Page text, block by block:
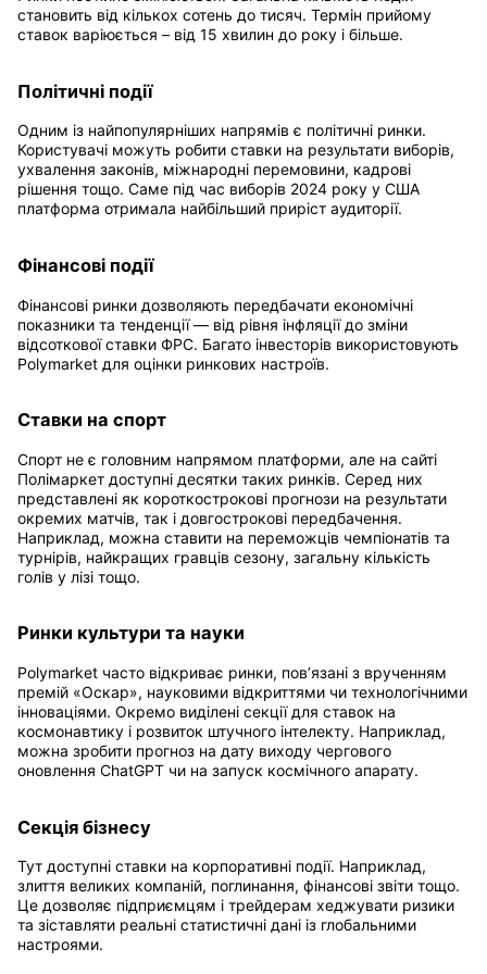
становить від кількох сотень до тисяч. Термін прийому
ставок варіюється – від 15 хвилин до року і більше.
Політичні події
Одним із найпопулярніших напрямів є політичні ринки.
Користувачі можуть робити ставки на результати виборів,
ухвалення законів, міжнародні перемовини, кадрові
рішення тощо. Саме під час виборів 2024 року у США
платформа отримала найбільший приріст аудиторії.
Фінансові події
Фінансові ринки дозволяють передбачати економічні
показники та тенденції — від рівня інфляції до зміни
відсоткової ставки ФРС. Багато інвесторів використовують
Polymarket для оцінки ринкових настроїв.
Ставки на спорт
Спорт не є головним напрямом платформи, але на сайті
Полімаркет доступні десятки таких ринків. Серед них
представлені як короткострокові прогнози на результати
окремих матчів, так і довгострокові передбачення.
Наприклад, можна ставити на переможців чемпіонатів та
турнірів, найкращих гравців сезону, загальну кількість
голів у лізі тощо.
Ринки культури та науки
Polymarket часто відкриває ринки, пов’язані з врученням
премій «Оскар», науковими відкриттями чи технологічними
інноваціями. Окремо виділені секції для ставок на
космонавтику і розвиток штучного інтелекту. Наприклад,
можна зробити прогноз на дату виходу чергового
оновлення ChatGPT чи на запуск космічного апарату.
Секція бізнесу
Тут доступні ставки на корпоративні події. Наприклад,
злиття великих компаній, поглинання, фінансові звіти тощо.
Це дозволяє підприємцям і трейдерам хеджувати ризики
та зіставляти реальні статистичні дані із глобальними
настроями.